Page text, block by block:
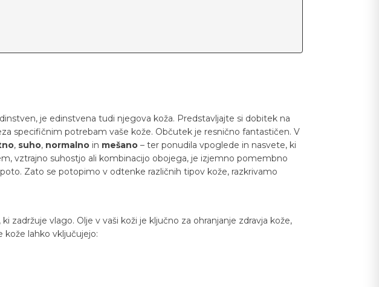
je edinstvena tudi njegova koža. Predstavljajte si dobitek na
specifičnim potrebam vaše kože. Občutek je resnično fantastičen. V
, suho, normalno in mešano – ter ponudila vpoglede in nasvete, ki
vztrajno suhostjo ali kombinacijo obojega, je izjemno pomembno
Zato se potopimo v odtenke različnih tipov kože, razkrivamo
zadržuje vlago. Olje v vaši koži je ključno za ohranjanje zdravja kože,
lahko vključujejo: